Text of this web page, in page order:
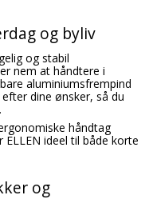
og byliv
og stabil
nem at håndtere i
aluminiumsfrempind
dine ønsker, så du
håndtag
ideel til både korte
og